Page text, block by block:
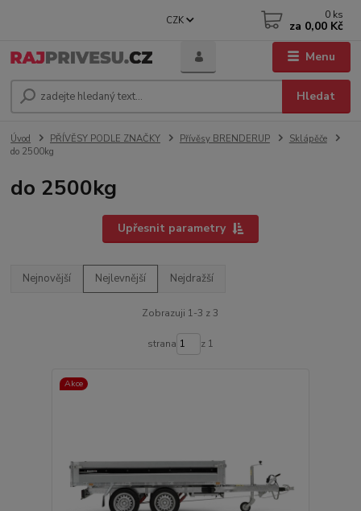
Menu
CZK
Hledat
0 ks
za 0,00 Kč
Úvod PŘÍVĚSY PODLE ZNAČKY Přívěsy BRENDERUP
Sklápěče
do 2500kg
do 2500kg
Upřesnit parametry
Nejnovější Nejlevnější Nejdražší
Zobrazuji 1-3 z 3
strana z 1
Akce